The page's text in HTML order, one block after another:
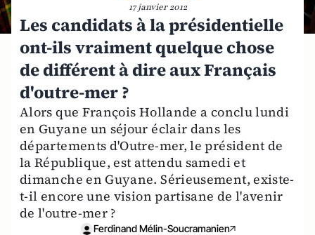
17 janvier 2012
Les candidats à la présidentielle
ont-ils vraiment quelque chose
de différent à dire aux Français
d'outre-mer ?
Alors que François Hollande a conclu lundi
en Guyane un séjour éclair dans les
départements d'Outre-mer, le président de
la République, est attendu samedi et
dimanche en Guyane. Sérieusement, existe-
t-il encore une vision partisane de l'avenir
de l'outre-mer ?
Ferdinand Mélin-Soucramanien